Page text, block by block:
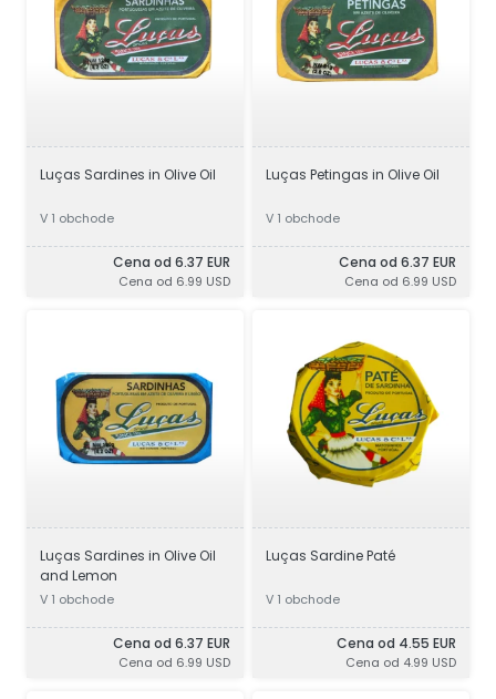
Luças Sardines in Olive Oil
V 1 obchode
Cena od 6.37 EUR
Cena od 6.99 USD
Luças Petingas in Olive Oil
V 1 obchode
Cena od 6.37 EUR
Cena od 6.99 USD
Luças Sardines in Olive Oil
and Lemon
V 1 obchode
Cena od 6.37 EUR
Cena od 6.99 USD
Luças Sardine Paté
V 1 obchode
Cena od 4.55 EUR
Cena od 4.99 USD